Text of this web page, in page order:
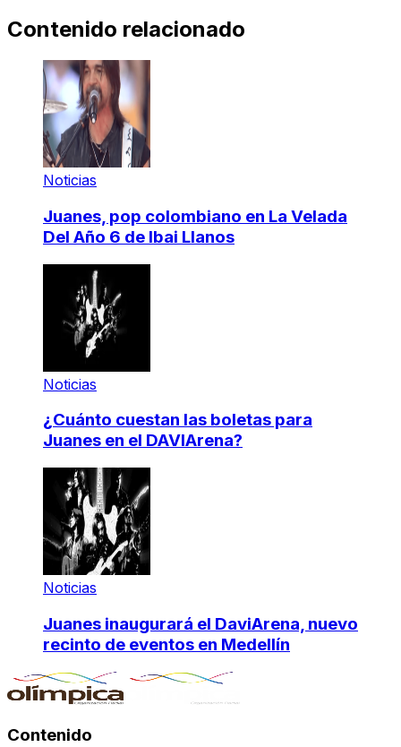
Contenido relacionado
Noticias
Juanes, pop colombiano en La Velada
Del Año 6 de Ibai Llanos
Noticias
¿Cuánto cuestan las boletas para
Juanes en el DAVIArena?
Noticias
Juanes inaugurará el DaviArena, nuevo
recinto de eventos en Medellín
Contenido